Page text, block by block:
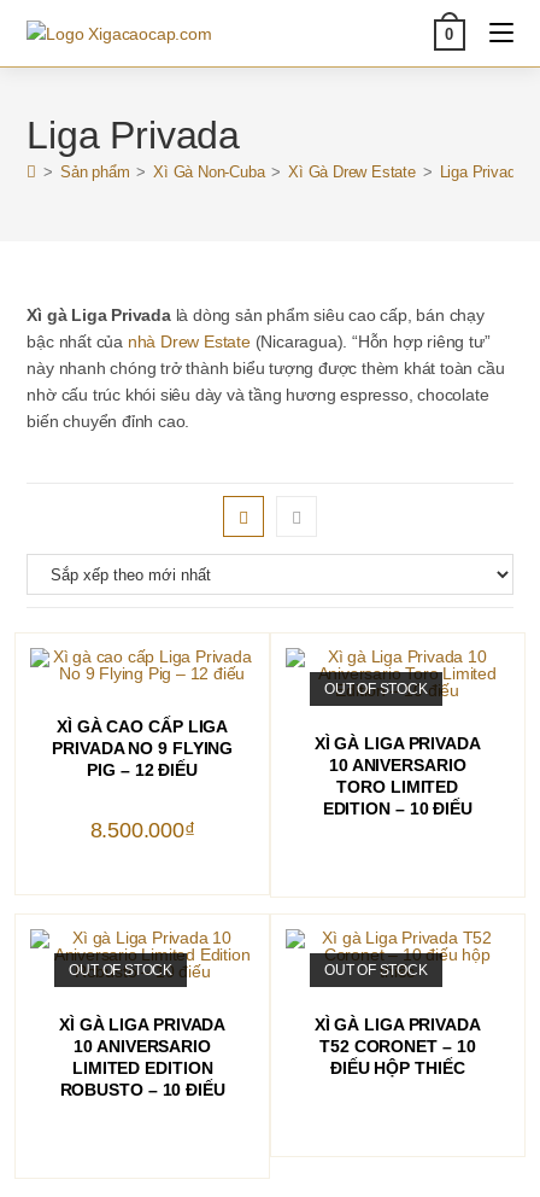
content
0
Liga Privada
> Sản phẩm > Xì Gà Non-Cuba > Xì Gà Drew Estate > Liga Privada
Xì gà Liga Privadalà dòng sản phẩm siêu cao cấp, bán chạy
bậc nhất của nhà Drew Estate(Nicaragua). “Hỗn hợp riêng tư”
này nhanh chóng trở thành biểu tượng được thèm khát toàn cầu
nhờ cấu trúc khói siêu dày và tầng hương espresso, chocolate
biến chuyển đỉnh cao.
THÊM VÀO GIỎ HÀNG
XÌ GÀ CAO CẤP LIGA
PRIVADA NO 9 FLYING
PIG – 12 ĐIẾU
8.500.000₫
OUT OF STOCK
XÌ GÀ LIGA PRIVADA
10 ANIVERSARIO
TORO LIMITED
EDITION – 10 ĐIẾU
OUT OF STOCK
XÌ GÀ LIGA PRIVADA
10 ANIVERSARIO
LIMITED EDITION
ROBUSTO – 10 ĐIẾU
OUT OF STOCK
XÌ GÀ LIGA PRIVADA
T52 CORONET – 10
ĐIẾU HỘP THIẾC